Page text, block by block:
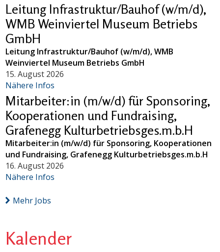
Leitung Infrastruktur/Bauhof (w/m/d),
WMB Weinviertel Museum Betriebs
GmbH
Leitung Infrastruktur/Bauhof (w/m/d), WMB
Weinviertel Museum Betriebs GmbH
15. August 2026
Nähere Infos
Mitarbeiter:in (m/w/d) für Sponsoring,
Kooperationen und Fundraising,
Grafenegg Kulturbetriebsges.m.b.H
Mitarbeiter:in (m/w/d) für Sponsoring, Kooperationen
und Fundraising, Grafenegg Kulturbetriebsges.m.b.H
16. August 2026
Nähere Infos
Mehr Jobs
Kalender